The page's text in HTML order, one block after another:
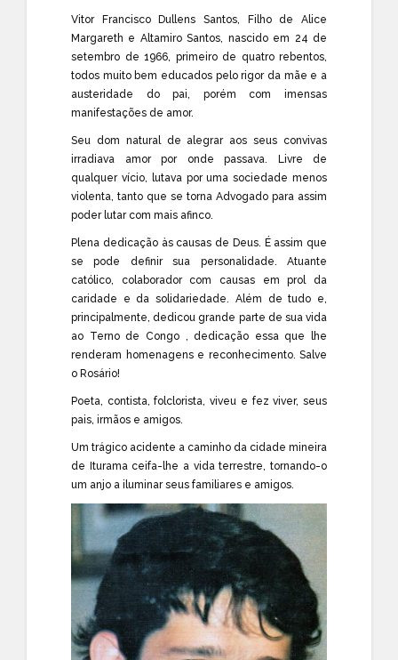
Vitor Francisco Dullens Santos, Filho de Alice
Margareth e Altamiro Santos, nascido em 24 de
setembro de 1966, primeiro de quatro rebentos,
todos muito bem educados pelo rigor da mãe e a
austeridade do pai, porém com imensas
manifestações de amor.
Seu dom natural de alegrar aos seus convivas
irradiava amor por onde passava. Livre de
qualquer vício, lutava por uma sociedade menos
violenta, tanto que se torna Advogado para assim
poder lutar com mais afinco.
Plena dedicação às causas de Deus. É assim que
se pode definir sua personalidade. Atuante
católico, colaborador com causas em prol da
caridade e da solidariedade. Além de tudo e,
principalmente, dedicou grande parte de sua vida
ao Terno de Congo , dedicação essa que lhe
renderam homenagens e reconhecimento. Salve
o Rosário!
Poeta, contista, folclorista, viveu e fez viver, seus
pais, irmãos e amigos.
Um trágico acidente a caminho da cidade mineira
de Iturama ceifa-lhe a vida terrestre, tornando-o
um anjo a iluminar seus familiares e amigos.